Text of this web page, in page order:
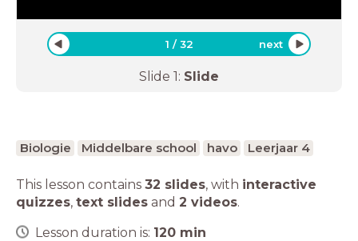
1 /32 next
Slide 1: Slide
Biologie Middelbare school havo Leerjaar 4
This lesson contains 32 slides, with interactive
quizzes, text slides and 2 videos.
Lesson duration is: 120 min